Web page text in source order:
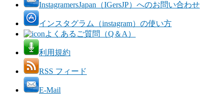
InstagramersJapan（IGersJP）へのお問い合わせ
インスタグラム（instagram）の使い方
よくあるご質問（Q＆A）
利用規約
RSS フィード
E-Mail